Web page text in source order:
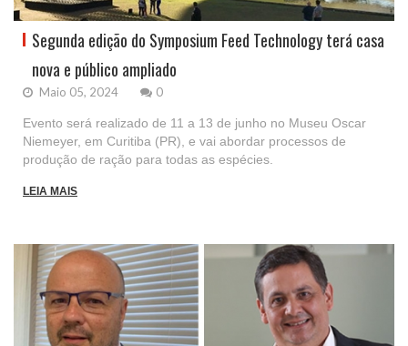
Segunda edição do Symposium Feed Technology terá casa
nova e público ampliado
Maio 05, 2024 0
Evento será realizado de 11 a 13 de junho no Museu Oscar
Niemeyer, em Curitiba (PR), e vai abordar processos de
produção de ração para todas as espécies.
LEIA MAIS